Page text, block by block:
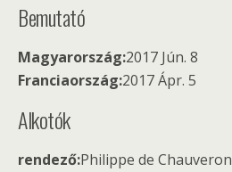
Bemutató
Magyarország:2017 Jún. 8
Franciaország:2017 Ápr. 5
Alkotók
rendező:Philippe de Chauveron